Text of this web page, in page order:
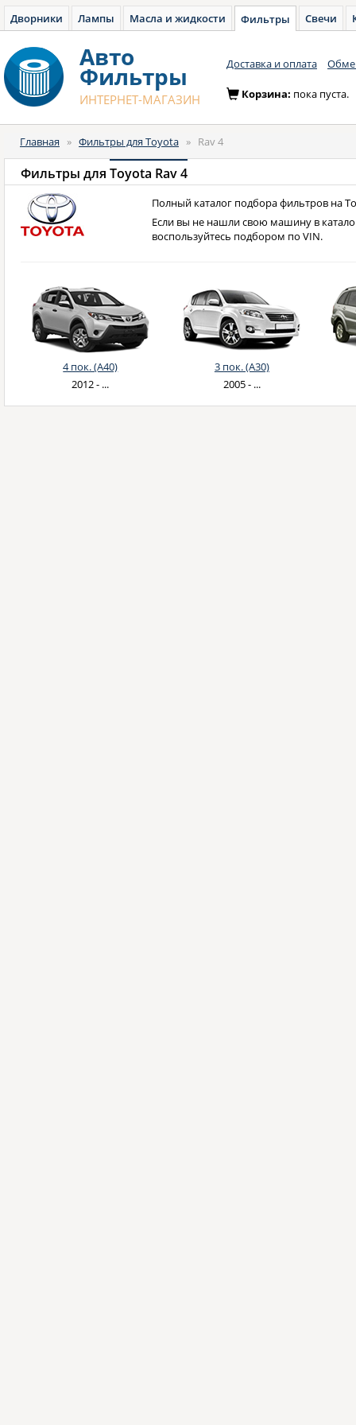
Дворники Лампы Масла и жидкости Фильтры Свечи
Авто
Фильтры
ИНТЕРНЕТ-МАГАЗИН
Доставка и оплата
Корзина: пока пуста.
Главная » Фильтры для Toyota » Rav 4
Фильтры для Toyota Rav 4
Полный каталог подбора фильтров на
Если вы не нашли свою машину в
воспользуйтесь подбором по VIN.
4 пок. (A40)
2012 - ...
3 пок. (A30)
2005 - ...